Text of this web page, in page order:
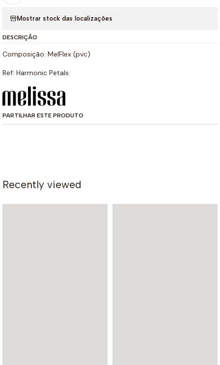
Mostrar stock das localizações
DESCRIÇÃO
Composição: MelFlex (pvc)
Ref: Harmonic Petals
PARTILHAR ESTE PRODUTO
Recently viewed